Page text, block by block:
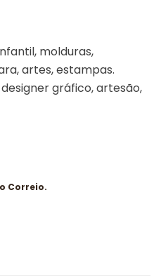
molduras,
artes, estampas.
gráfico, artesão,
Correio.